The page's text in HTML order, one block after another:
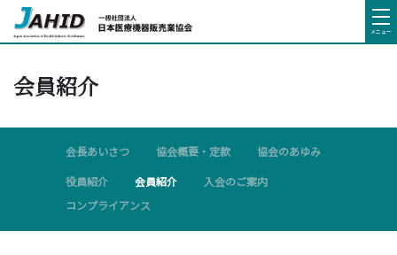
メニュー
会員紹介
会長あいさつ 協会概要・定款
協会のあゆみ
役員紹介
会員紹介
入会のご案内
コンプライアンス